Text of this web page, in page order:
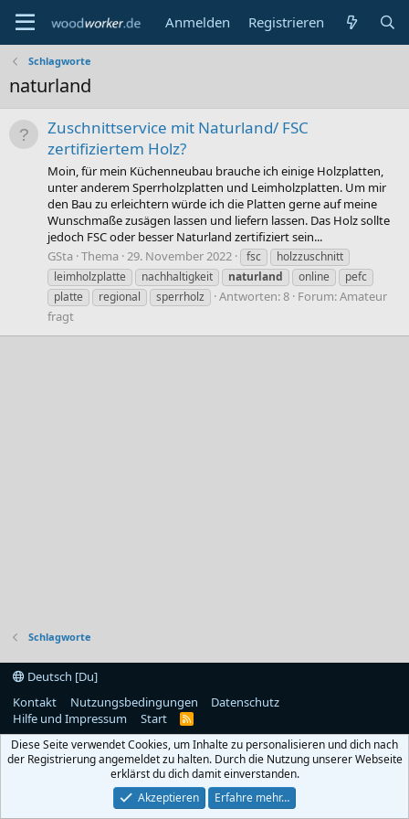
Anmelden Registrieren
Schlagworte
naturland
Zuschnittservice mit Naturland/ FSC
zertifiziertem Holz?
Moin, für mein Küchenneubau brauche ich einige Holzplatten,
unter anderem Sperrholzplatten und Leimholzplatten. Um mir
den Bau zu erleichtern würde ich die Platten gerne auf meine
Wunschmaße zusägen lassen und liefern lassen. Das Holz sollte
jedoch FSC oder besser Naturland zertifiziert sein...
GSta Thema 29. November 2022 fsc
holzzuschnitt
leimholzplatte
nachhaltigkeit naturland online
pefc
platte
regional sperrholz Antworten: 8 Forum:Amateur
fragt
Schlagworte
Deutsch [Du]
Kontakt
Nutzungsbedingungen
Datenschutz
Hilfe und Impressum
Start
R
S
Diese Seite verwendet Cookies, um Inhalte zu personalisieren und dich nach
der Registrierung angemeldet zu halten. Durch die Nutzung unserer Webseite
erklärst du dich damit einverstanden.
Akzeptieren
Erfahre mehr…